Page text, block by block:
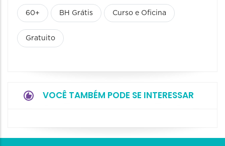
60+ BH Grátis Curso e Oficina
Gratuito
VOCÊ TAMBÉM PODE SE INTERESSAR